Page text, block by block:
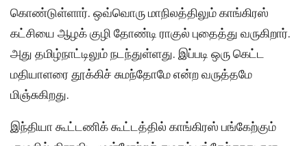
கொண்டுள்ளார். ஒவ்வொரு மாநிலத்திலும் காங்கிரஸ்
கட்சியை ஆழக் குழி தோண்டி ராகுல் புதைத்து வருகிறார்.
அது தமிழ்நாட்டிலும் நடந்துள்ளது. இப்படி ஒரு கெட்ட
மதியாளரை தூக்கிச் சுமந்தோமே என்ற வருத்தமே
மிஞ்சுகிறது.
இந்தியா கூட்டணிக் கூட்டத்தில் காங்கிரஸ் பங்கேற்கும்